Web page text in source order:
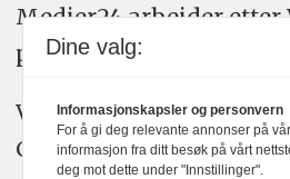
Medier24 arbeider
plakatens regler for god
Vi bruker KI-verktøy
Claude, og Gemini i
Dine valg:
Informasjonskapsler og personvern
For å gi deg relevante annonser på
informasjon fra ditt besøk på vårt
deg mot dette under "Innstillinger".